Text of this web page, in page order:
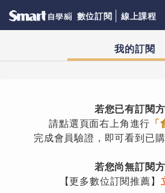
數位訂閱 線上課程
我的訂閱
若您已有訂閱
請點選頁面右上角進行
完成會員驗證，即可看到已
若您尚無訂閱
【更多數位訂閱推薦】